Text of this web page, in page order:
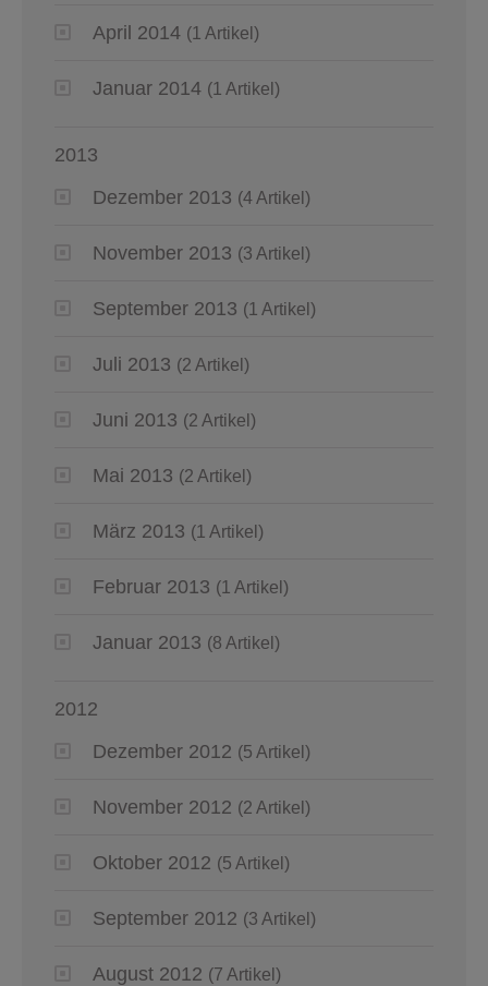
April 2014 (1 Artikel)
Januar 2014 (1 Artikel)
2013
Dezember 2013 (4 Artikel)
November 2013 (3 Artikel)
September 2013 (1 Artikel)
Juli 2013 (2 Artikel)
Juni 2013 (2 Artikel)
Mai 2013 (2 Artikel)
März 2013 (1 Artikel)
Februar 2013 (1 Artikel)
Januar 2013 (8 Artikel)
2012
Dezember 2012 (5 Artikel)
November 2012 (2 Artikel)
Oktober 2012 (5 Artikel)
September 2012 (3 Artikel)
August 2012 (7 Artikel)